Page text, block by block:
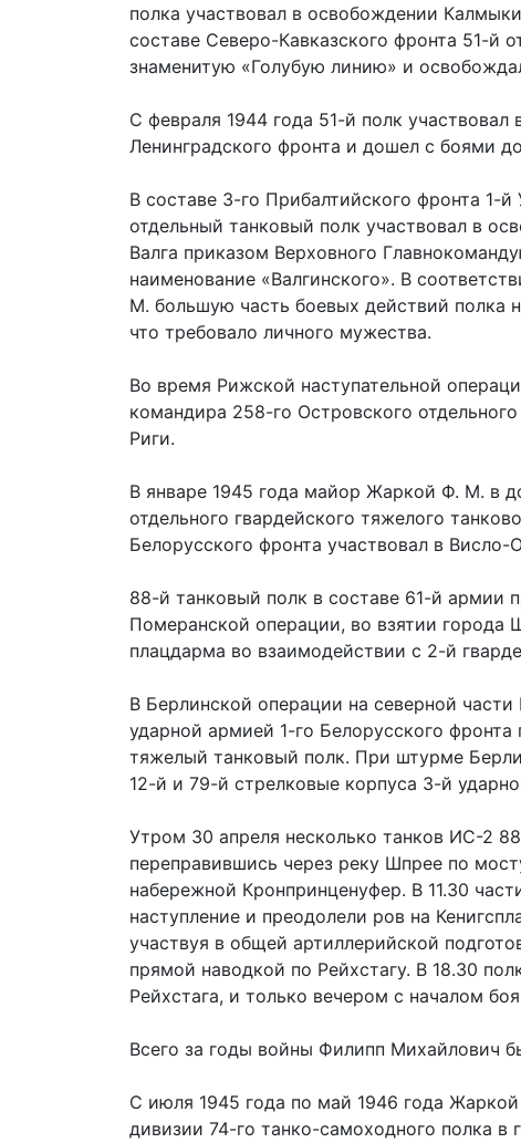
полка участвовал в освобождении
составе Северо-Кавказского фронта 51-й
знаменитую «Голубую линию» и
С февраля 1944 года 51-й полк
Ленинградского фронта и дошел с боями
В составе 3-го Прибалтийского фронта 1-
отдельный танковый полк участвовал в
Валга приказом Верховного
наименование «Валгинского». В
М. большую часть боевых действий полка
что требовало личного мужества.
Во время Рижской наступательной
командира 258-го Островского
Риги.
В январе 1945 года майор Жаркой Ф. М. в
отдельного гвардейского тяжелого
Белорусского фронта участвовал в
88-й танковый полк в составе 61-й армии
Померанской операции, во взятии города
плацдарма во взаимодействии с 2-й
В Берлинской операции на северной
ударной армией 1-го Белорусского
тяжелый танковый полк. При штурме
12-й и 79-й стрелковые корпуса 3-й
Утром 30 апреля несколько танков ИС-2
переправившись через реку Шпрее по
набережной Кронпринценуфер. В 11.30
наступление и преодолели ров на
участвуя в общей артиллерийской
прямой наводкой по Рейхстагу. В 18.30
Рейхстага, и только вечером с началом
Всего за годы войны Филипп Михайлович
С июля 1945 года по май 1946 года
дивизии 74-го танко-самоходного полка в